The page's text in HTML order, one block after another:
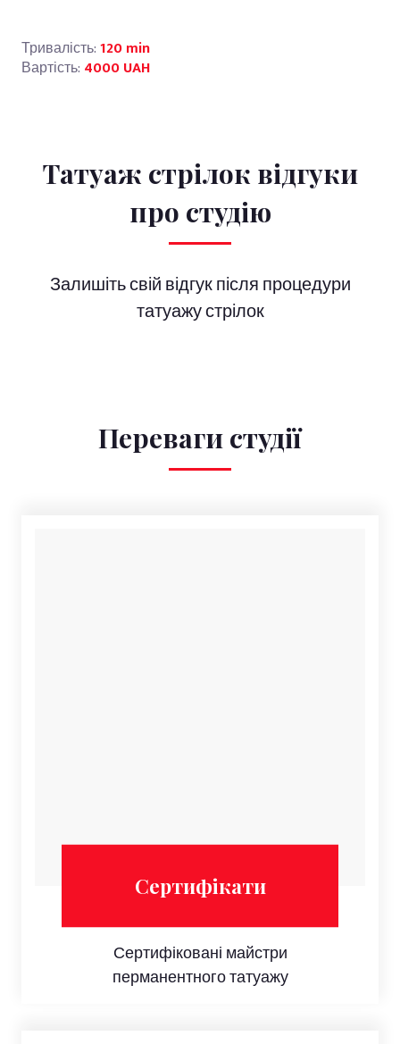
Тривалість:120 min
Вартість: 4000 UAH
Татуаж стрілок відгуки
про студію
Залишіть свій відгук після процедури
татуажу стрілок
Переваги студії
Сертифікати
Сертифіковані майстри
перманентного татуажу